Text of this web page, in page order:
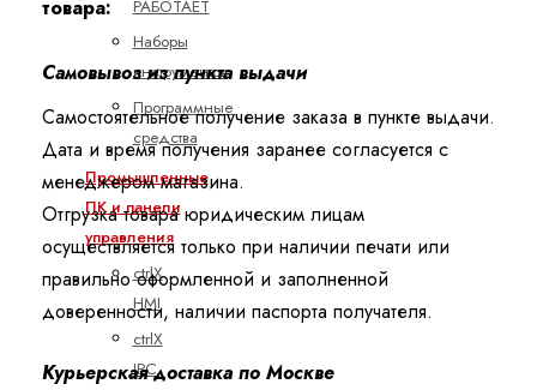
РАБОТАЕТ
Наборы
инструментов
Программные
средства
Промышленные
ПК и панели
управления
ctrlX
HMI
ctrlX
IPC
товара:
Самовывоз из пункта выдачи
Самостоятельное получение заказа в пункте выдачи.
Дата и время получения заранее согласуется с
менеджером магазина.
Отгрузка товара юридическим лицам
осуществляется только при наличии печати или
правильно оформленной и заполненной
доверенности, наличии паспорта получателя.
Курьерская доставка по Москве